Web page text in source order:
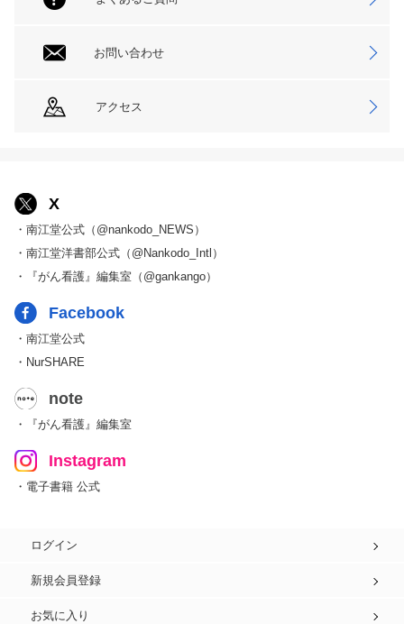
お問い合わせ
アクセス
X
・南江堂公式（@nankodo_NEWS）
・南江堂洋書部公式（@Nankodo_Intl）
・『がん看護』編集室（@gankango）
Facebook
・南江堂公式
・NurSHARE
note
・『がん看護』編集室
Instagram
・電子書籍 公式
ログイン
新規会員登録
お気に入り